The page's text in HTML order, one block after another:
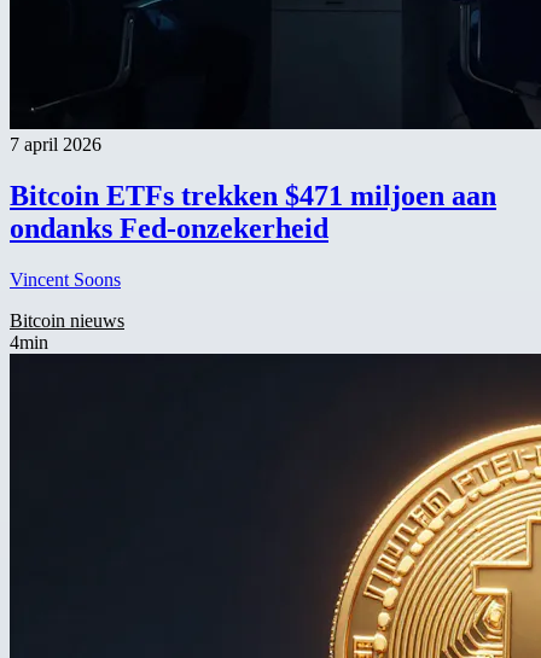
7 april 2026
Bitcoin ETFs trekken $471 miljoen aan
ondanks Fed-onzekerheid
Vincent Soons
Bitcoin nieuws
4min